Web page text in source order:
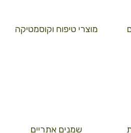
מוצרי טיפוח וקוסמטיקה
שמנים אתריים